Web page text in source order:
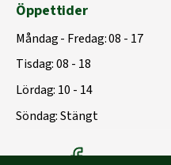
Öppettider
Måndag - Fredag: 08 - 17
Tisdag: 08 - 18
Lördag: 10 - 14
Söndag: Stängt